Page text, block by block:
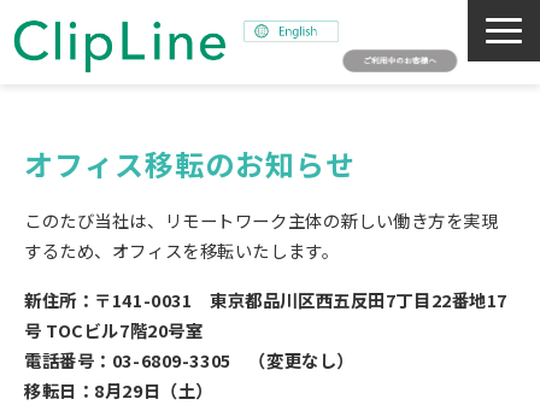
事業紹介
ニュース
SNAPSHOT
オフィス移転のお知らせ
このたび当社は、リモートワーク主体の新しい働き方を実現
するため、オフィスを移転いたします。
新住所：〒141-0031 東京都品川区西五反田7丁目22番地17
号 TOCビル7階20号室
電話番号：03-6809-3305 （変更なし）
移転日：8月29日（土）